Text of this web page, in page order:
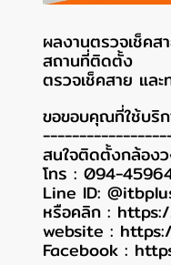
ผลงานตรวจเช็ค
สถานที่ติดตั้ง
ตรวจเช็คสาย แ
ขอขอบคุณที่ใช้บริ
สนใจติดตั้งกล้อง
โทร : 094-
Line ID:
หรือคลิก :
website :
Facebook :